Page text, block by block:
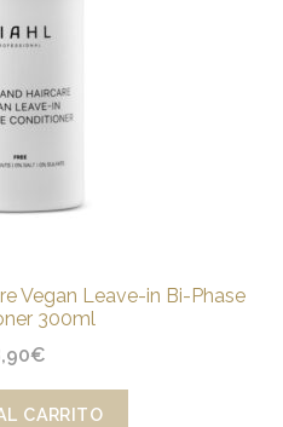
Vegan Leave-in Bi-Phase
300ml
€
CARRITO